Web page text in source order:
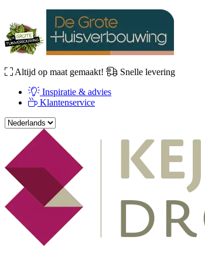
Altijd op maat gemaakt!
Snelle levering
Inspiratie & advies
Klantenservice